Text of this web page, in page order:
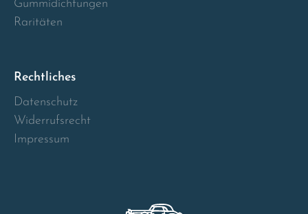
Gummidichtungen
Raritäten
Rechtliches
Datenschutz
Widerrufsrecht
Impressum
Norway
Österreich
Poland